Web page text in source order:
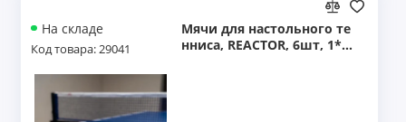
На складе
Код товара: 29041
Мячи для настольного те
нниса, REACTOR, 6шт, 1*,